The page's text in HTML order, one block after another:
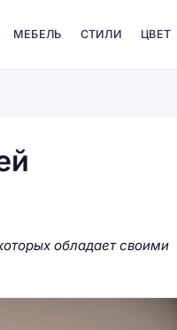
МЕБЕЛЬ СТИЛИ ЦВЕТ
обладает своими